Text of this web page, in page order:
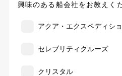
興味のある船会社をお教えく
アクア・エクスペディシ
セレブリティクルーズ
クリスタル